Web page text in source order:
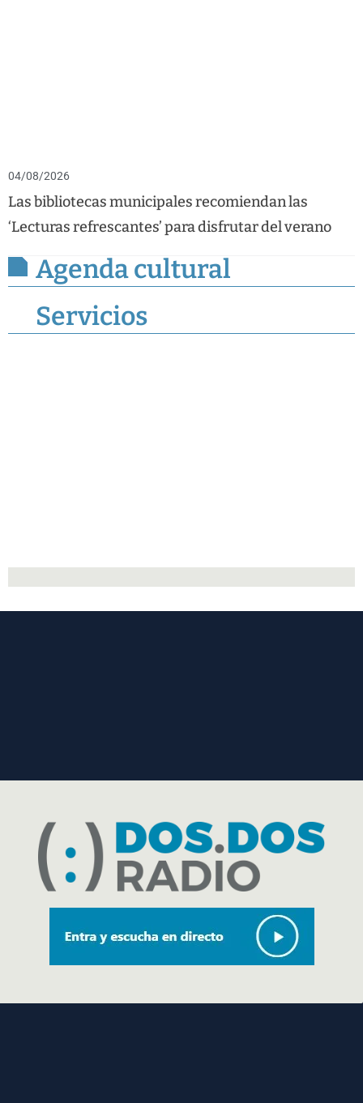
04/08/2026
Las bibliotecas municipales recomiendan las
‘Lecturas refrescantes’ para disfrutar del verano
Agenda cultural
Servicios